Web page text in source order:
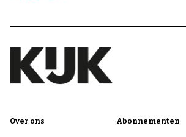
Over ons Abonnementen